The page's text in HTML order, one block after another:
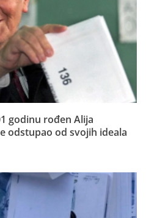
godinu rođen Alija
odstupao od svojih ideala